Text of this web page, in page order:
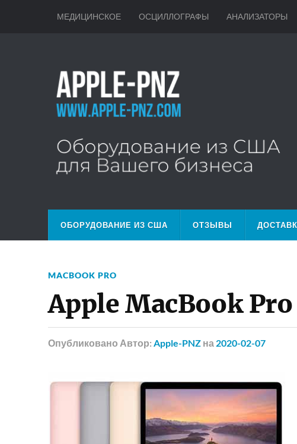
МЕДИЦИНСКОЕ ОСЦИЛЛОГРАФЫ АНАЛИЗАТОРЫ
ОБОРУДОВАНИЕ ИЗ США ОТЗЫВЫ
MACBOOK PRO
Apple MacBook Pro
Опубликовано Автор: Apple-PNZ на 2020-02-07